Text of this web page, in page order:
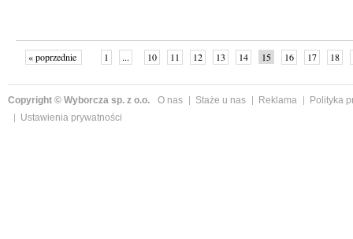
« poprzednie 1 ... 10 11 12 13 14 15 16 17 18
Copyright © Wyborcza sp. z o.o. O nas Staże u nas Reklama
Polityka
Ustawienia prywatności